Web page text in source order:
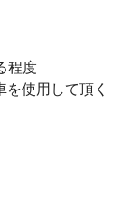
程度
使用して頂く